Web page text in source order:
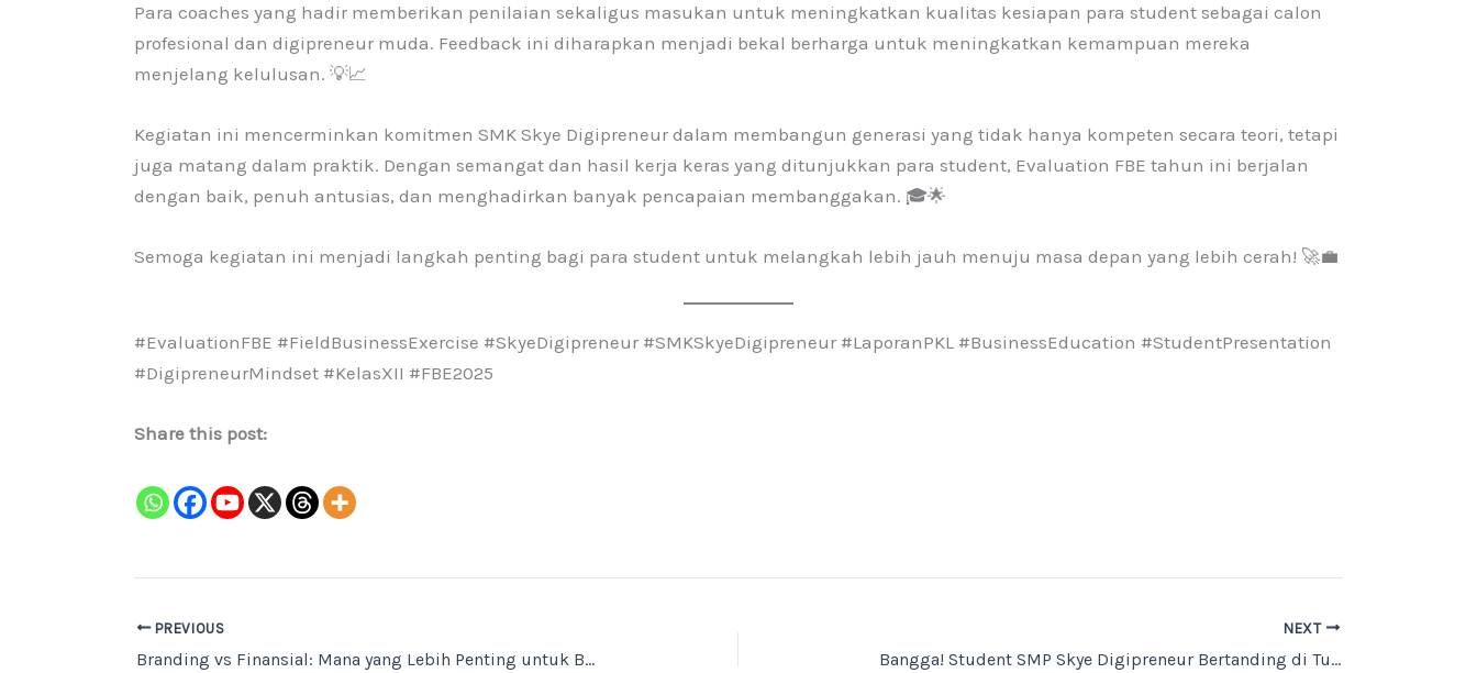
Para coaches yang hadir memberikan penilaian sekaligus masukan untuk meningkatkan kualitas kesiapan para student sebagai calon
profesional dan digipreneur muda. Feedback ini diharapkan menjadi bekal berharga untuk meningkatkan kemampuan mereka
menjelang kelulusan. 💡📈
Kegiatan ini mencerminkan komitmen SMK Skye Digipreneur dalam membangun generasi yang tidak hanya kompeten secara teori, tetapi
juga matang dalam praktik. Dengan semangat dan hasil kerja keras yang ditunjukkan para student, Evaluation FBE tahun ini berjalan
dengan baik, penuh antusias, dan menghadirkan banyak pencapaian membanggakan. 🎓🌟
Semoga kegiatan ini menjadi langkah penting bagi para student untuk melangkah lebih jauh menuju masa depan yang lebih cerah! 🚀💼
#EvaluationFBE #FieldBusinessExercise #SkyeDigipreneur #SMKSkyeDigipreneur #LaporanPKL #BusinessEducation #StudentPresentation
#DigipreneurMindset #KelasXII #FBE2025
Share this post:
PREVIOUS
Branding vs Finansial: Mana yang Lebih Penting untuk Bisnis?
NEXT
Bangga! Student SMP Skye Digipreneur Bertanding di Turnamen Internasional Bangkok 2025